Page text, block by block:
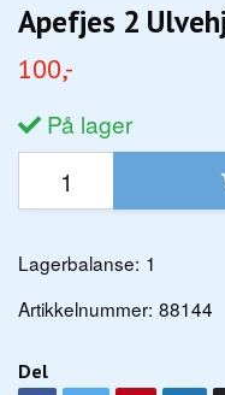
Apefjes 2
100,-
På lager
Lagerbalanse: 1
Artikkelnummer: 88144
Del